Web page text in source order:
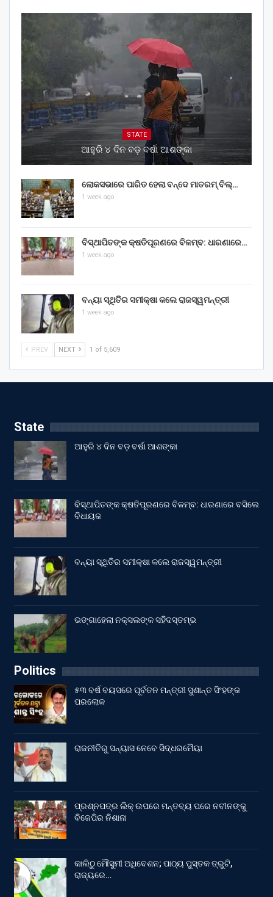
STATE
ଆହୁରି ୪ ଦିନ ବଡ଼ ବର୍ଷା ଆଶଙ୍କା
ଲୋକସଭାରେ ପାରିତ ହେଲା ବନ୍ଦେ ମାତରମ୍‌ ବିଲ୍‌…
1 week ago
ବିସ୍ଥାପିତଙ୍କ କ୍ଷତିପୂରଣରେ ବିଳମ୍ବ: ଧାରଣାରେ…
1 week ago
ବନ୍ୟା ସ୍ଥିତିର ସମୀକ୍ଷା କଲେ ରାଜସ୍ୱମନ୍ତ୍ରୀ
1 week ago
PREV NEXT 1 of 5,609
State
ଆହୁରି ୪ ଦିନ ବଡ଼ ବର୍ଷା ଆଶଙ୍କା
ବିସ୍ଥାପିତଙ୍କ କ୍ଷତିପୂରଣରେ ବିଳମ୍ବ: ଧାରଣାରେ ବସିଲେ
ବିଧାୟକ
ବନ୍ୟା ସ୍ଥିତିର ସମୀକ୍ଷା କଲେ ରାଜସ୍ୱମନ୍ତ୍ରୀ
ଭଙ୍ଗାହେଲା ନକ୍ସଲଙ୍କ ସହିଦସ୍ତମ୍ଭ
Politics
୫୩ ବର୍ଷ ବୟସରେ ପୂର୍ବତନ ମନ୍ତ୍ରୀ ସୁଶାନ୍ତ ସିଂହଙ୍କ
ପରଲୋକ
ରାଜନୀତିରୁ ସନ୍ୟାସ ନେବେ ସିଦ୍ଧରମୈୟା
ପ୍ରଶ୍ନପତ୍ର ଲିକ୍ ଉପରେ ମନ୍ତବ୍ୟ ପରେ ନବୀନଙ୍କୁ
ବିଜେପିର ନିଶାନା
କାଲିଠୁ ମୌସୁମୀ ଅଧିବେଶନ; ପାଠ୍ୟ ପୁସ୍ତକ ତ୍ରୁଟି,
ରାଜ୍ୟରେ…